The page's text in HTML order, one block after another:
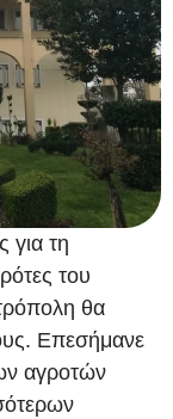
για τη
του
θα
Επεσήμανε
αγροτών